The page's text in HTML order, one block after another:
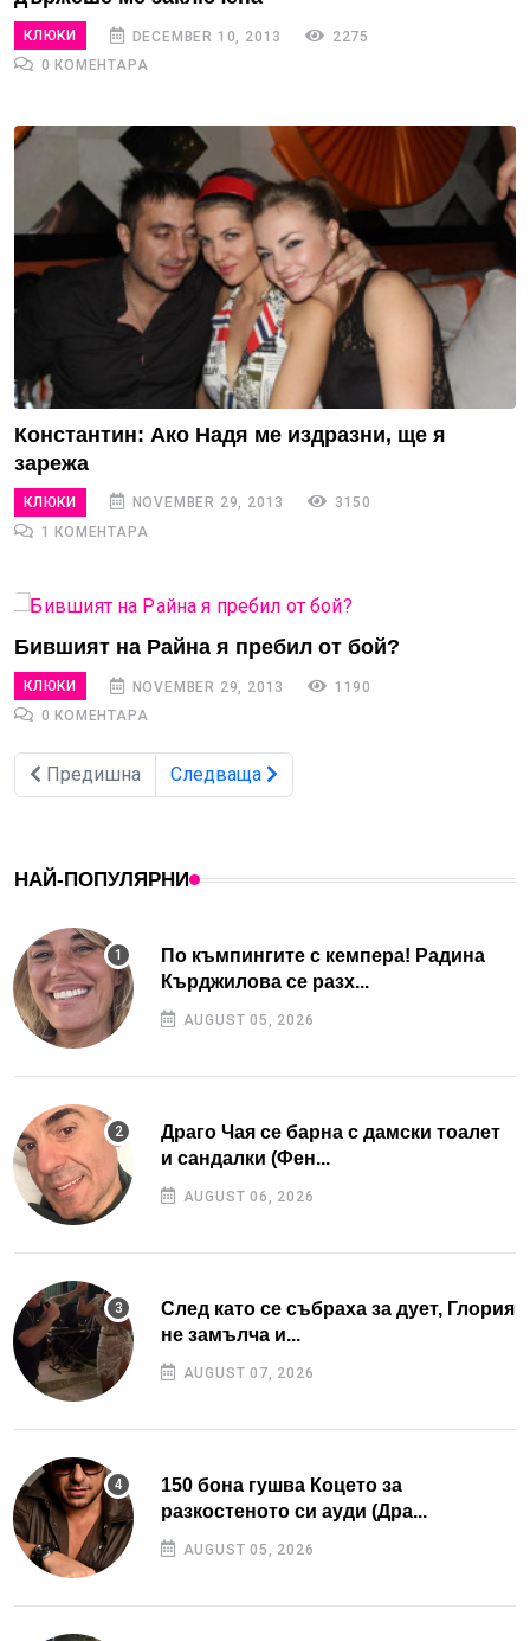
КЛЮКИ DECEMBER 10, 2013
2275
0 КОМЕНТАРА
Константин: Ако Надя ме издразни, ще я
зарежа
КЛЮКИ NOVEMBER 29, 2013
3150
1 КОМЕНТАРА
Бившият на Райна я пребил от бой?
КЛЮКИ NOVEMBER 29, 2013
1190
0 КОМЕНТАРА
Предишна Следваща
НАЙ-ПОПУЛЯРНИ
По къмпингите с кемпера! Радина
Кърджилова се разх...
AUGUST 05, 2026
Драго Чая се барна с дамски тоалет
и сандалки (Фен...
AUGUST 06, 2026
След като се събраха за дует, Глория
не замълча и...
AUGUST 07, 2026
150 бона гушва Коцето за
разкостеното си ауди (Дра...
AUGUST 05, 2026